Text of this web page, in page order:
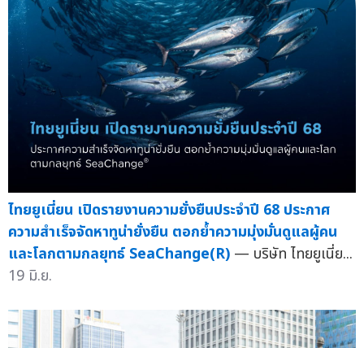
ไทยยูเนี่ยน เปิดรายงานความยั่งยืนประจำปี 68 ประกาศ
ความสำเร็จจัดหาทูน่ายั่งยืน ตอกย้ำความมุ่งมั่นดูแลผู้คน
และโลกตามกลยุทธ์ SeaChange(R) — บริษัท ไทยยูเนี่ย...
19 มิ.ย.